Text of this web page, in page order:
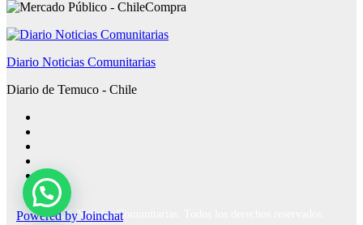
Diario Noticias Comunitarias
Diario de Temuco - Chile
Powered by Joinchat